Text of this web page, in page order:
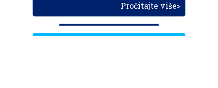
Pročitajte više>